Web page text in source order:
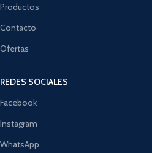
Productos
Contacto
Ofertas
REDES SOCIALES
Facebook
Instagram
WhatsApp